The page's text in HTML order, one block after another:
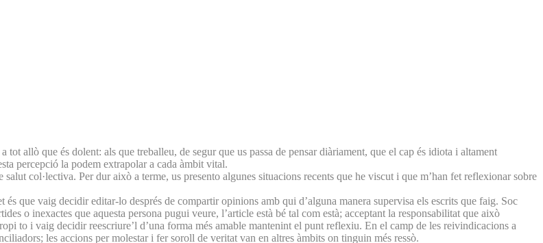
allò que és dolent: als que treballeu, de segur que us passa de pensar diàriament, que el cap és idiota i altament
percepció la podem extrapolar a cada àmbit vital.
col·lectiva. Per dur això a terme, us presento algunes situacions recents que he viscut i que m’han fet reflexionar sobre
que vaig decidir editar-lo després de compartir opinions amb qui d’alguna manera supervisa els escrits que faig. Soc
o inexactes que aquesta persona pugui veure, l’article està bé tal com està; acceptant la responsabilitat que això
to i vaig decidir reescriure’l d’una forma més amable mantenint el punt reflexiu. En el camp de les reivindicacions a
les accions per molestar i fer soroll de veritat van en altres àmbits on tinguin més ressò.